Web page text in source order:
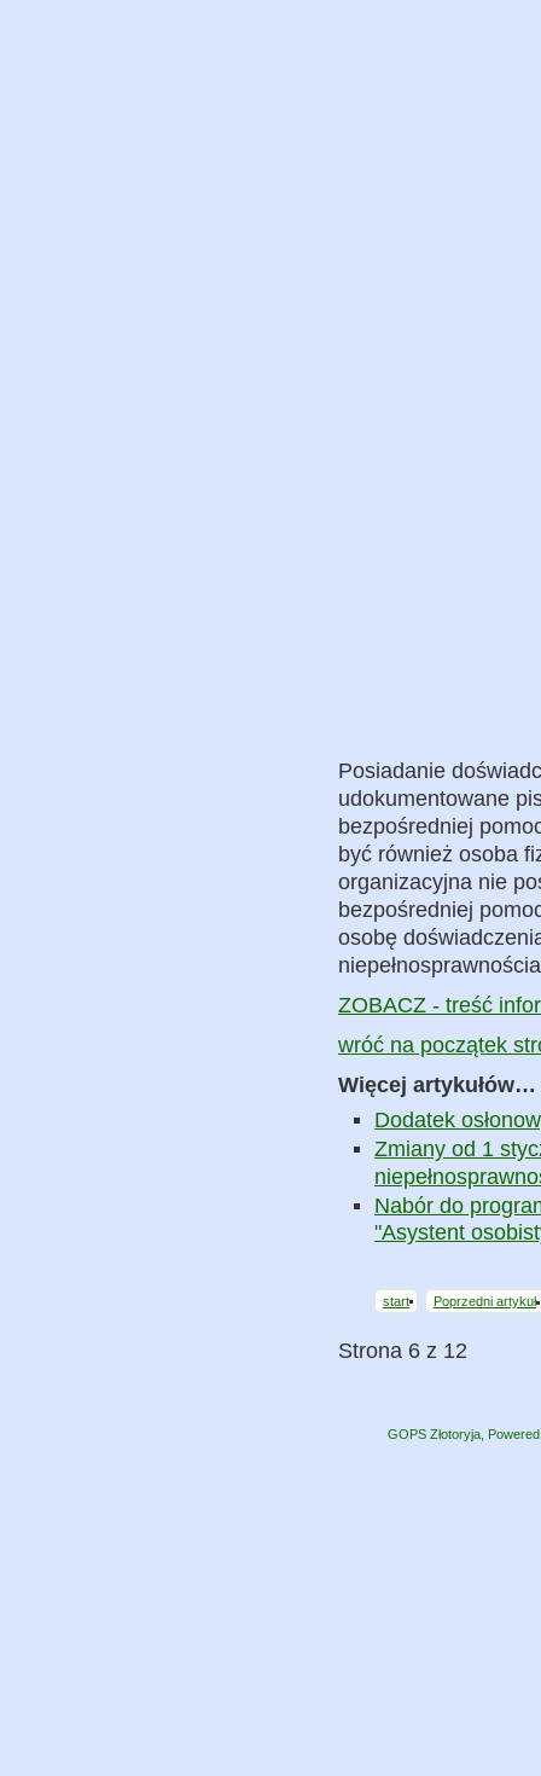
Posiadanie
udokumentowane
bezpośredniej
być również osoba
organizacyjna nie
bezpośredniej
osobę
ZOBACZ - treść
wróć na początek
Więcej artykułów…
Dodatek
Zmiany od 1
Nabór do
"Asystent
start Poprzedni artykuł
Strona 6 z 12
GOPS Złotoryja,